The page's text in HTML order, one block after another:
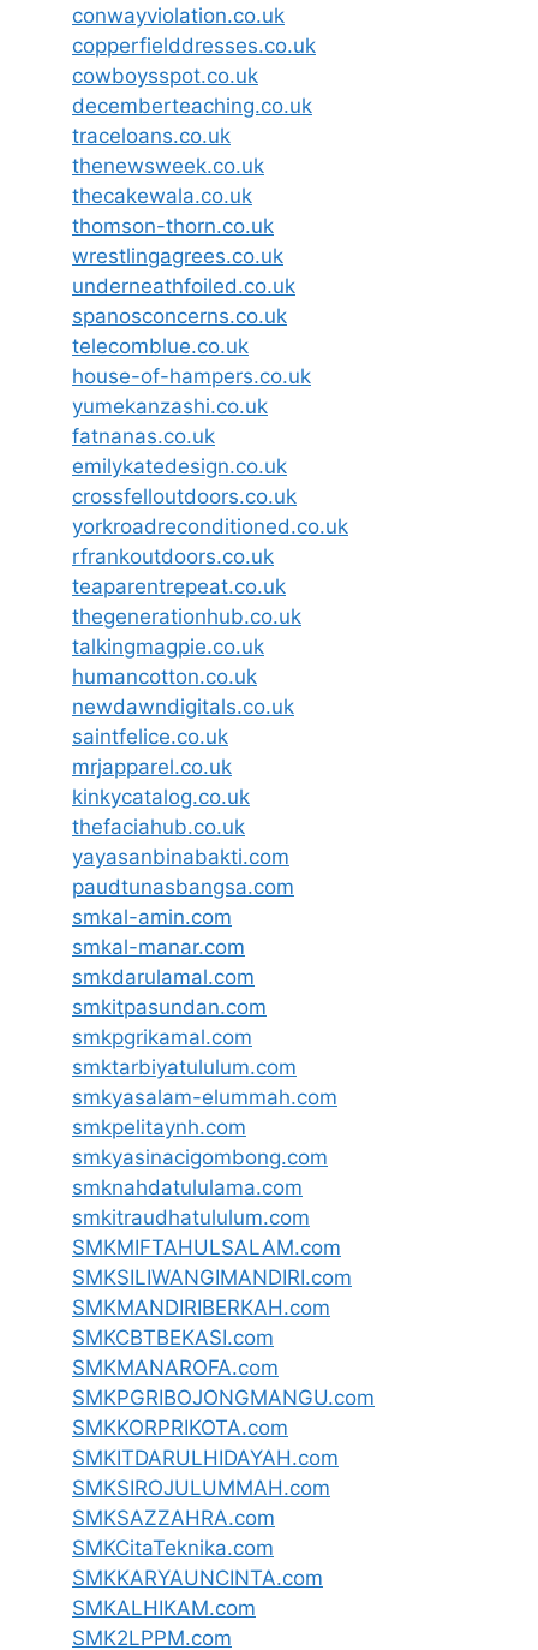
conwayviolation.co.uk
copperfielddresses.co.uk
cowboysspot.co.uk
decemberteaching.co.uk
traceloans.co.uk
thenewsweek.co.uk
thecakewala.co.uk
thomson-thorn.co.uk
wrestlingagrees.co.uk
underneathfoiled.co.uk
spanosconcerns.co.uk
telecomblue.co.uk
house-of-hampers.co.uk
yumekanzashi.co.uk
fatnanas.co.uk
emilykatedesign.co.uk
crossfelloutdoors.co.uk
yorkroadreconditioned.co.uk
rfrankoutdoors.co.uk
teaparentrepeat.co.uk
thegenerationhub.co.uk
talkingmagpie.co.uk
humancotton.co.uk
newdawndigitals.co.uk
saintfelice.co.uk
mrjapparel.co.uk
kinkycatalog.co.uk
thefaciahub.co.uk
yayasanbinabakti.com
paudtunasbangsa.com
smkal-amin.com
smkal-manar.com
smkdarulamal.com
smkitpasundan.com
smkpgrikamal.com
smktarbiyatululum.com
smkyasalam-elummah.com
smkpelitaynh.com
smkyasinacigombong.com
smknahdatululama.com
smkitraudhatululum.com
SMKMIFTAHULSALAM.com
SMKSILIWANGIMANDIRI.com
SMKMANDIRIBERKAH.com
SMKCBTBEKASI.com
SMKMANAROFA.com
SMKPGRIBOJONGMANGU.com
SMKKORPRIKOTA.com
SMKITDARULHIDAYAH.com
SMKSIROJULUMMAH.com
SMKSAZZAHRA.com
SMKCitaTeknika.com
SMKKARYAUNCINTA.com
SMKALHIKAM.com
SMK2LPPM.com